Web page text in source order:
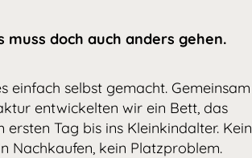
muss doch auch anders gehen.
einfach selbst gemacht. Gemeinsam
entwickelten wir ein Bett, das
Tag bis ins Kleinkindalter. Kein
Nachkaufen, kein Platzproblem.